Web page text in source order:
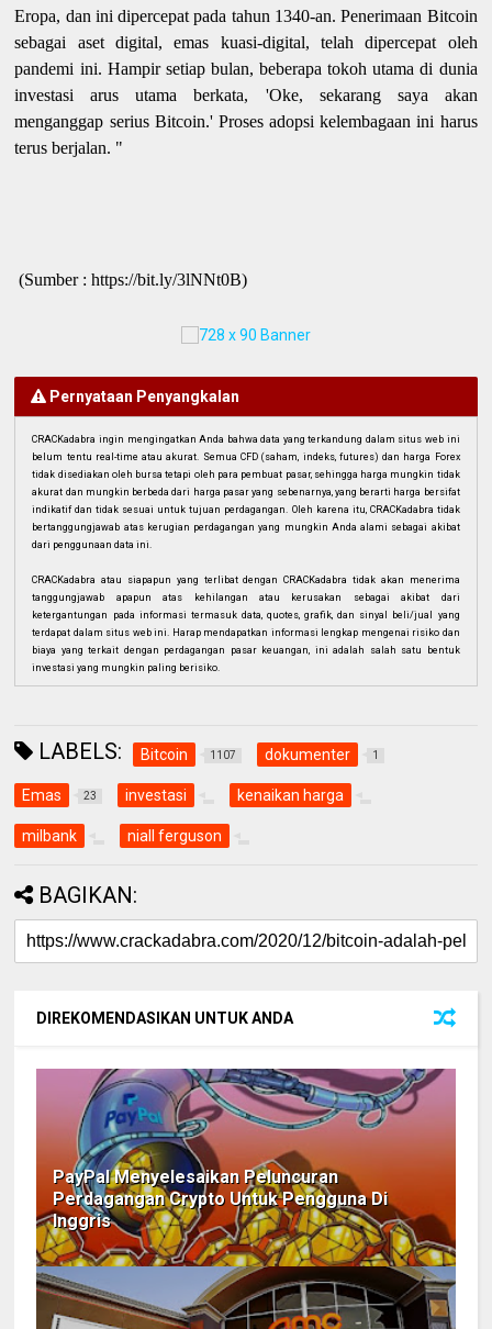
Eropa, dan ini dipercepat pada tahun 1340-an. Penerimaan Bitcoin
sebagai aset digital, emas kuasi-digital, telah dipercepat oleh
pandemi ini. Hampir setiap bulan, beberapa tokoh utama di dunia
investasi arus utama berkata, 'Oke, sekarang saya akan
menganggap serius Bitcoin.' Proses adopsi kelembagaan ini harus
terus berjalan. "
(Sumber : https://bit.ly/3lNNt0B)
Pernyataan Penyangkalan
CRACKadabra ingin mengingatkan Anda bahwa data yang terkandung dalam situs web ini
belum tentu real-time atau akurat. Semua CFD (saham, indeks, futures) dan harga Forex
tidak disediakan oleh bursa tetapi oleh para pembuat pasar, sehingga harga mungkin tidak
akurat dan mungkin berbeda dari harga pasar yang sebenarnya, yang berarti harga bersifat
indikatif dan tidak sesuai untuk tujuan perdagangan. Oleh karena itu, CRACKadabra tidak
bertanggungjawab atas kerugian perdagangan yang mungkin Anda alami sebagai akibat
dari penggunaan data ini.
CRACKadabra atau siapapun yang terlibat dengan CRACKadabra tidak akan menerima
tanggungjawab apapun atas kehilangan atau kerusakan sebagai akibat dari
ketergantungan pada informasi termasuk data, quotes, grafik, dan sinyal beli/jual yang
terdapat dalam situs web ini. Harap mendapatkan informasi lengkap mengenai risiko dan
biaya yang terkait dengan perdagangan pasar keuangan, ini adalah salah satu bentuk
investasi yang mungkin paling berisiko.
LABELS: Bitcoin 1107 dokumenter 1
Emas 23 investasi kenaikan harga
milbank niall ferguson
BAGIKAN:
DIREKOMENDASIKAN UNTUK ANDA
PayPal Menyelesaikan Peluncuran
Perdagangan Crypto Untuk Pengguna Di
Inggris